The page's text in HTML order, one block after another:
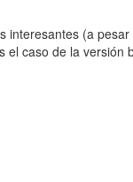
(a
caso de la versión